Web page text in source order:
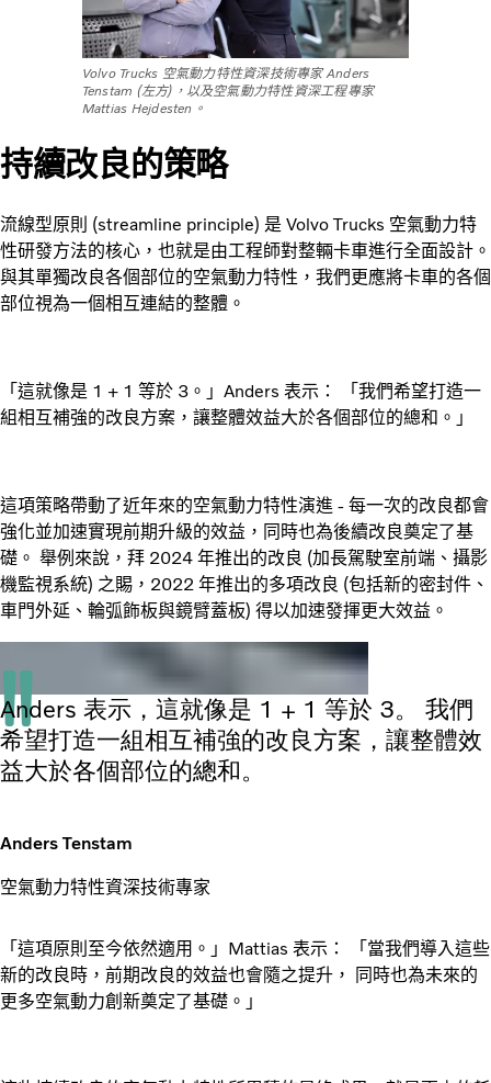
Volvo Trucks 空氣動力特性資深技術專家 Anders
Tenstam (左方)，以及空氣動力特性資深工程專家
Mattias Hejdesten。
持續改良的策略
流線型原則 (streamline principle) 是 Volvo Trucks 空氣動力特
性研發方法的核心，也就是由工程師對整輛卡車進行全面設計。
與其單獨改良各個部位的空氣動力特性，我們更應將卡車的各個
部位視為一個相互連結的整體。
「這就像是 1 + 1 等於 3。」Anders 表示： 「我們希望打造一
組相互補強的改良方案，讓整體效益大於各個部位的總和。」
這項策略帶動了近年來的空氣動力特性演進 - 每一次的改良都會
強化並加速實現前期升級的效益，同時也為後續改良奠定了基
礎。 舉例來說，拜 2024 年推出的改良 (加長駕駛室前端、攝影
機監視系統) 之賜，2022 年推出的多項改良 (包括新的密封件、
車門外延、輪弧飾板與鏡臂蓋板) 得以加速發揮更大效益。
Anders 表示，這就像是 1 + 1 等於 3。 我們
希望打造一組相互補強的改良方案，讓整體效
益大於各個部位的總和。
Anders Tenstam
空氣動力特性資深技術專家
「這項原則至今依然適用。」Mattias 表示： 「當我們導入這些
新的改良時，前期改良的效益也會隨之提升， 同時也為未來的
更多空氣動力創新奠定了基礎。」